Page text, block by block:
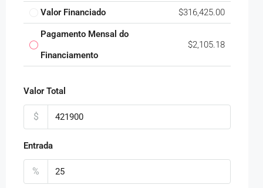
Valor Financiado $316,425.00
Pagamento Mensal do
Financiamento
$2,105.18
Valor Total
$
Entrada
%